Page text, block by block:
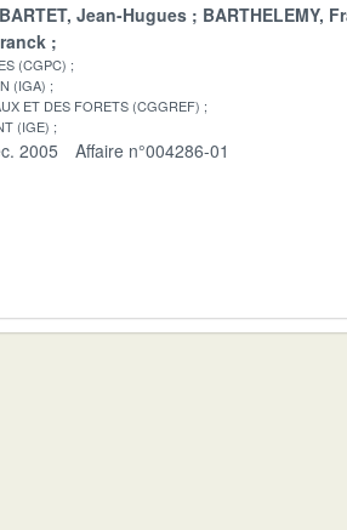
BARTET, Jean-Hugues
BARTHELEMY,
(CGPC)
(IGA)
ET DES FORETS (CGGREF)
(IGE)
2005 Affaire n°004286-01